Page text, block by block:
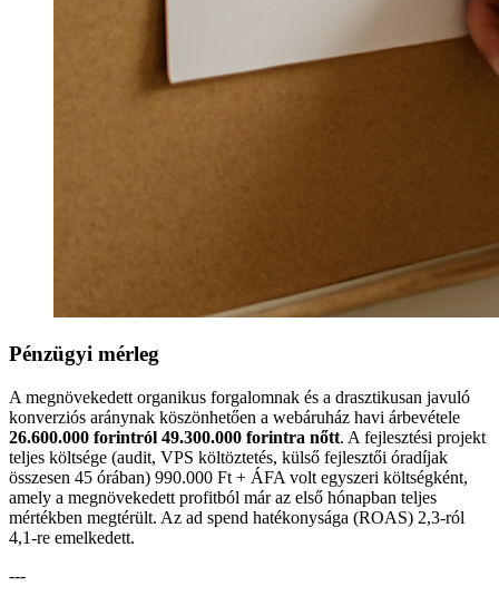
Pénzügyi mérleg
A megnövekedett organikus forgalomnak és a drasztikusan javuló
konverziós aránynak köszönhetően a webáruház havi árbevétele
26.600.000 forintról 49.300.000 forintra nőtt. A fejlesztési projekt
teljes költsége (audit, VPS költöztetés, külső fejlesztői óradíjak
összesen 45 órában) 990.000 Ft + ÁFA volt egyszeri költségként,
amely a megnövekedett profitból már az első hónapban teljes
mértékben megtérült. Az ad spend hatékonysága (ROAS) 2,3-ról
4,1-re emelkedett.
---